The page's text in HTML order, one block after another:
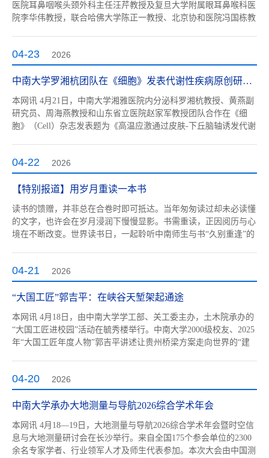
医院耳鼻咽喉头颈外科主任汪芹教授及复旦大学附属眼耳鼻喉科医
院李华伟教授，联合哈佛大学陈正一教授、北京协和医院冯国栋教
团队，作为共同通讯作者在国际顶级学术期刊《自然》（Nature）
发表题为“OTOF...
04-23 2026
中南大学罗湘杭团队在《细胞》发表代谢性疾病原创研究成果
本网讯 4月21日，中南大学湘雅医院内分泌科罗湘杭教授、黄燕副
研究员、周海燕教授和山东省立医院赵家军教授团队合作在《细
胞》（Cell）杂志发表题为《高温应激通过皮肤-下丘脑轴诱发代谢
高温诱导的代谢紊乱，为应对全球气候变暖背景下的代谢性疾病防
控提供了全新的干...
04-22 2026
【特别报道】用岁月重读一本书
读书的馈赠，并非总在合卷时即可抵达。当年匆匆读过却未必读懂
的文字，也许会在岁月浸润下慢慢显影。书需重读，正因阅历与心
境在不断改变。世界读书日，一起聆听中南师生与书“久别重逢”的
业礼物由老师赠予他。可晦涩文字、深邃意境，让他匆匆翻阅后便
束之高阁。...
04-21 2026
“大国工匠”郭吉平：在峡谷天堑架起通途
本网讯 4月18日，由中南大学学工部、关工委主办，土木院承办的
“大国工匠进校园”活动在毓秀楼举行。中南大学2000级校友、2025
年“大国工匠年度人物”郭吉平讲述让贵州桥梁方案走向世界的“建
二十年的成长历程。他结合参与北盘江大桥、木蓬特大桥、花江峡
谷大桥等...
04-20 2026
中南大学承办大地测量与导航2026综合学术年会
本网讯 4月18—19日，大地测量与导航2026综合学术年会暨时空信
息与大地测量研讨会在长沙举行。来自全国175个参会单位的2300
余名专家学者、行业领军人才及师生代表参加。本次大会由中国测